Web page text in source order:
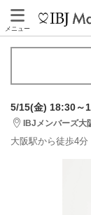
メニュー
5/15(金) 18:30～
IBJメンバーズ大
大阪駅から徒歩4分